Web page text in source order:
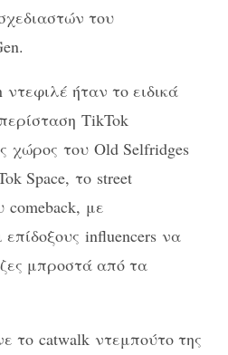
του
ήταν το ειδικά
TikTok
χώρος του Old Selfridges
Space, το street
comeback, με
influencers να
μπροστά από τα
το catwalk ντεμπούτο της